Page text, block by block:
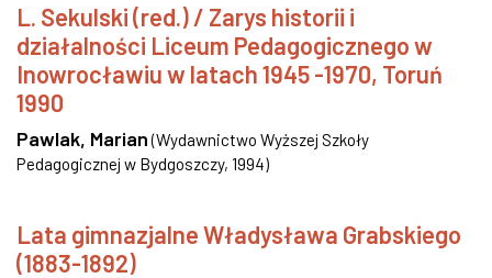
L. Sekulski (red.) / Zarys historii i
działalności Liceum Pedagogicznego w
Inowrocławiu w latach 1945 -1970, Toruń
1990
Pawlak, Marian (Wydawnictwo Wyższej Szkoły
Pedagogicznej w Bydgoszczy, 1994)
Lata gimnazjalne Władysława Grabskiego
(1883-1892)